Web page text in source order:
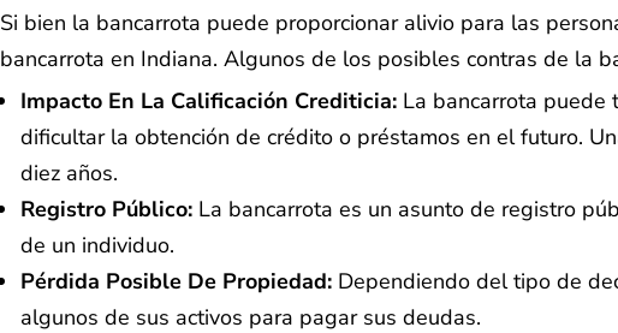
Si bien la bancarrota puede proporcionar alivio para las
bancarrota en Indiana. Algunos de los posibles contras de la
Impacto En La Calificación Crediticia: La bancarrota puede
dificultar la obtención de crédito o préstamos en el futuro.
diez años.
Registro Público: La bancarrota es un asunto de registro
de un individuo.
Pérdida Posible De Propiedad: Dependiendo del tipo de
algunos de sus activos para pagar sus deudas.